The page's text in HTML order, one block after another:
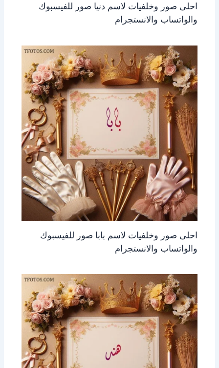
احلى صور وخلفيات لاسم دنيا صور للفيسبوك
والواتساب والانستجرام
احلى صور وخلفيات لاسم بابا صور للفيسبوك
والواتساب والانستجرام